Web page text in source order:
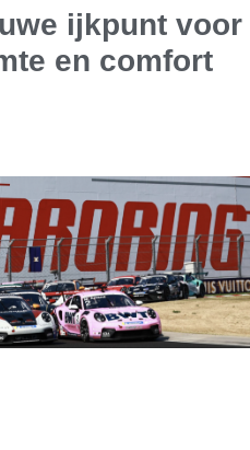
ijkpunt voor
en comfort